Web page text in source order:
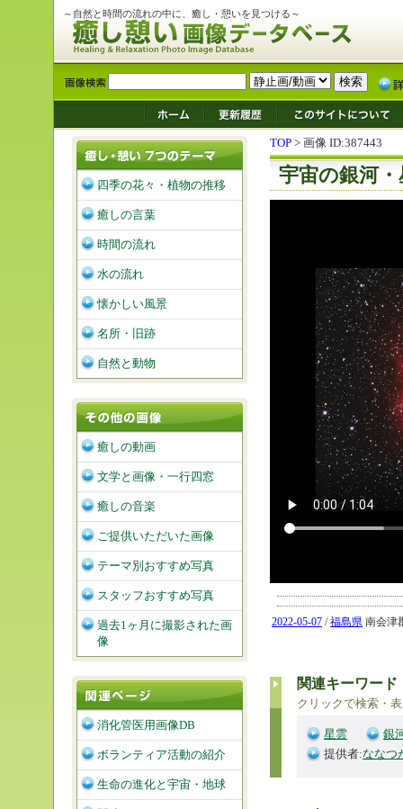
～自然と時間の流れの中に、癒し・憩いを見つける～
TOP > 画像 ID:387443
宇宙の銀河
2022-05-07 /福島県 南会津
関連キーワード
クリックで検索・
星雲
銀
提供者:ななつ
四季の花々・植物の推移
癒しの言葉
時間の流れ
水の流れ
懐かしい風景
名所・旧跡
自然と動物
癒しの動画
文学と画像・一行四窓
癒しの音楽
ご提供いただいた画像
テーマ別おすすめ写真
スタッフおすすめ写真
過去1ヶ月に撮影された画
像
消化管医用画像DB
ボランティア活動の紹介
生命の進化と宇宙・地球